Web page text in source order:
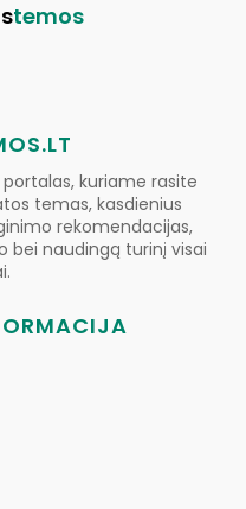
temos
kuriame rasite
temas, kasdienius
rekomendacijas,
bei naudingą turinį visai